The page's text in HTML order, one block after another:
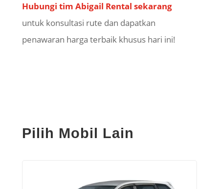
Hubungi tim Abigail Rental sekarang
untuk konsultasi rute dan dapatkan
penawaran harga terbaik khusus hari ini!
Pilih Mobil Lain